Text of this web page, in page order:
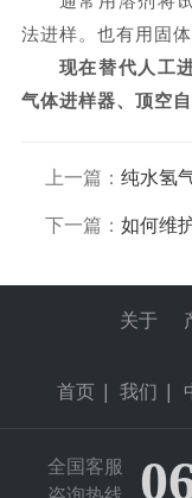
法进样。也有用固
现在替代人工
气体进样器、顶空
上一篇： 纯水氢
下一篇： 如何维
首页
关于
我们
全国客服